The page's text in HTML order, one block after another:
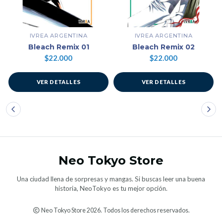
IVREA ARGENTINA
Bleach Remix 01
$22.000
VER DETALLES
IVREA ARGENTINA
Bleach Remix 02
$22.000
VER DETALLES
Neo Tokyo Store
Una ciudad llena de sorpresas y mangas. Si buscas leer una buena
historia, NeoTokyo es tu mejor opción.
Neo Tokyo Store 2026. Todos los derechos reservados.